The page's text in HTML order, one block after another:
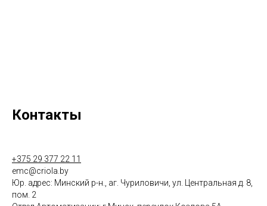
Контакты
+375 29 377 22 11
emc@criola.by
Юр. адрес: Минский р-н., аг. Чуриловичи, ул. Центральная д. 8,
пом. 2